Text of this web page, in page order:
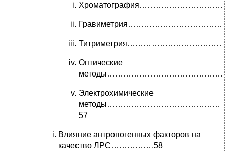
Оптические
Электрохимические
методы……………………………………
57
Влияние антропогенных факторов на
качество ЛРС…………….58